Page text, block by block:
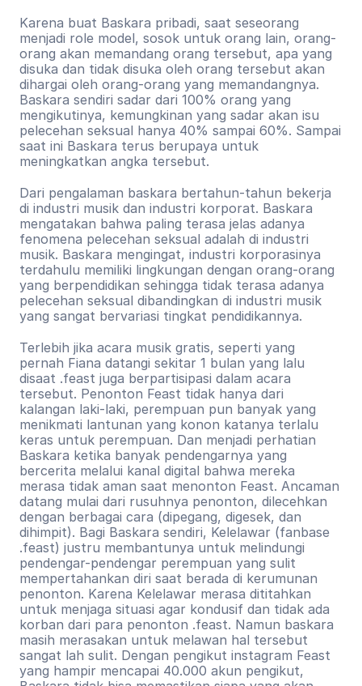
Karena buat Baskara pribadi, saat seseorang
menjadi role model, sosok untuk orang lain, orang-
orang akan memandang orang tersebut, apa yang
disuka dan tidak disuka oleh orang tersebut akan
dihargai oleh orang-orang yang memandangnya.
Baskara sendiri sadar dari 100% orang yang
mengikutinya, kemungkinan yang sadar akan isu
pelecehan seksual hanya 40% sampai 60%. Sampai
saat ini Baskara terus berupaya untuk
meningkatkan angka tersebut.
Dari pengalaman baskara bertahun-tahun bekerja
di industri musik dan industri korporat. Baskara
mengatakan bahwa paling terasa jelas adanya
fenomena pelecehan seksual adalah di industri
musik. Baskara mengingat, industri korporasinya
terdahulu memiliki lingkungan dengan orang-orang
yang berpendidikan sehingga tidak terasa adanya
pelecehan seksual dibandingkan di industri musik
yang sangat bervariasi tingkat pendidikannya.
Terlebih jika acara musik gratis, seperti yang
pernah Fiana datangi sekitar 1 bulan yang lalu
disaat .feast juga berpartisipasi dalam acara
tersebut. Penonton Feast tidak hanya dari
kalangan laki-laki, perempuan pun banyak yang
menikmati lantunan yang konon katanya terlalu
keras untuk perempuan. Dan menjadi perhatian
Baskara ketika banyak pendengarnya yang
bercerita melalui kanal digital bahwa mereka
merasa tidak aman saat menonton Feast. Ancaman
datang mulai dari rusuhnya penonton, dilecehkan
dengan berbagai cara (dipegang, digesek, dan
dihimpit). Bagi Baskara sendiri, Kelelawar (fanbase
.feast) justru membantunya untuk melindungi
pendengar-pendengar perempuan yang sulit
mempertahankan diri saat berada di kerumunan
penonton. Karena Kelelawar merasa dititahkan
untuk menjaga situasi agar kondusif dan tidak ada
korban dari para penonton .feast. Namun baskara
masih merasakan untuk melawan hal tersebut
sangat lah sulit. Dengan pengikut instagram Feast
yang hampir mencapai 40.000 akun pengikut,